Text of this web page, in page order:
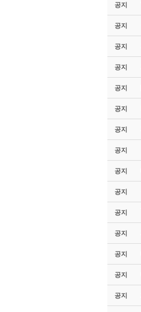
공지
공지
공지
공지
공지
공지
공지
공지
공지
공지
공지
공지
공지
공지
공지